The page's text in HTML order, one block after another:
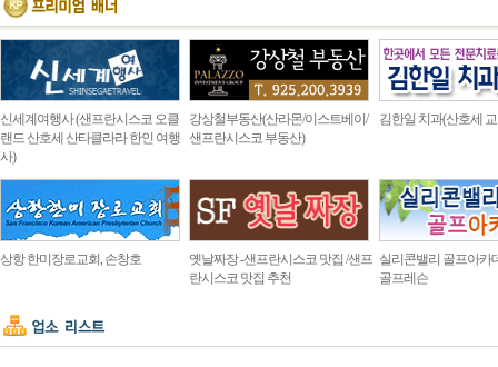
신세계여행사 (샌프란시스코 오클
랜드 산호세 산타클라라 한인 여행
사)
강상철부동산(산라몬/이스트베이/
샌프란시스코 부동산)
김한일 치과(산호세
상항 한미장로교회, 손창호
옛날짜장 -샌프란시스코 맛집 /샌프
란시스코 맛집 추천
실리콘밸리 골프아카
골프레슨